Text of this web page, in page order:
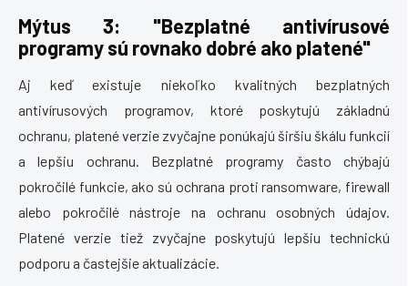
Mýtus 3: "Bezplatné antivírusové
programy sú rovnako dobré ako platené"
Aj keď existuje niekoľko kvalitných bezplatných
antivírusových programov, ktoré poskytujú základnú
ochranu, platené verzie zvyčajne ponúkajú širšiu škálu funkcií
a lepšiu ochranu. Bezplatné programy často chýbajú
pokročilé funkcie, ako sú ochrana proti ransomware, firewall
alebo pokročilé nástroje na ochranu osobných údajov.
Platené verzie tiež zvyčajne poskytujú lepšiu technickú
podporu a častejšie aktualizácie.